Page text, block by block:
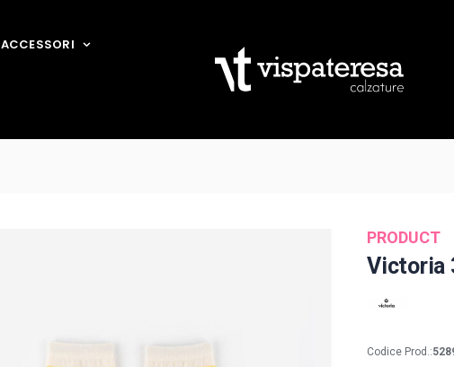
ACCESSORI
PRODUCT
Victoria
Codice Prod.: